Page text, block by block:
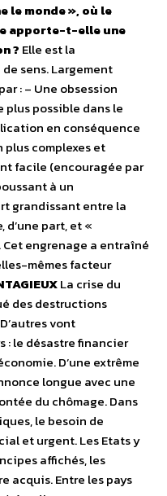
le monde », où le
apporte-t-elle une
? Elle est la
sens. Largement
: – Une obsession
possible dans le
en conséquence
complexes et
facile (encouragée par
à un
grandissant entre la
part, et «
Cet engrenage a entraîné
mêmes facteur
La crise du
des destructions
vont
: le désastre financier
D’une extrême
longue avec une
du chômage. Dans
le besoin de
et urgent. Les Etats y
affichés, les
acquis. Entre les pays